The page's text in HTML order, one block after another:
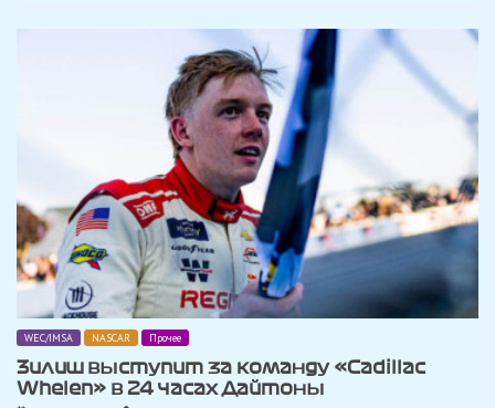
WEC/IMSA NASCAR Прочее
Зилиш выступит за команду «Cadillac
Whelen» в 24 часах Дайтоны